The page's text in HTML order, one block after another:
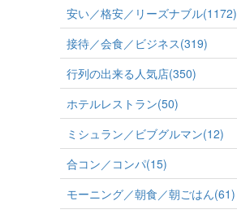
安い／格安／リーズナブル(1172)
接待／会食／ビジネス(319)
行列の出来る人気店(350)
ホテルレストラン(50)
ミシュラン／ビブグルマン(12)
合コン／コンパ(15)
モーニング／朝食／朝ごはん(61)